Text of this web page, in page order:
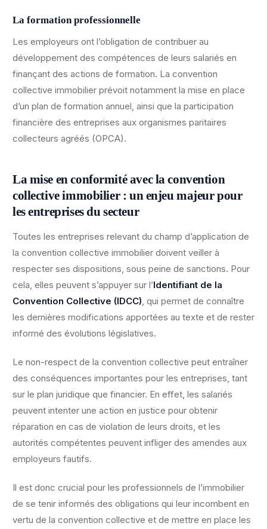
La formation professionnelle
Les employeurs ont l’obligation de contribuer au
développement des compétences de leurs salariés en
finançant des actions de formation. La convention
collective immobilier prévoit notamment la mise en place
d’un plan de formation annuel, ainsi que la participation
financière des entreprises aux organismes paritaires
collecteurs agréés (OPCA).
La mise en conformité avec la convention
collective immobilier : un enjeu majeur pour
les entreprises du secteur
Toutes les entreprises relevant du champ d’application de
la convention collective immobilier doivent veiller à
respecter ses dispositions, sous peine de sanctions. Pour
cela, elles peuvent s’appuyer sur l’Identifiant de la
Convention Collective (IDCC), qui permet de connaître
les dernières modifications apportées au texte et de rester
informé des évolutions législatives.
Le non-respect de la convention collective peut entraîner
des conséquences importantes pour les entreprises, tant
sur le plan juridique que financier. En effet, les salariés
peuvent intenter une action en justice pour obtenir
réparation en cas de violation de leurs droits, et les
autorités compétentes peuvent infliger des amendes aux
employeurs fautifs.
Il est donc crucial pour les professionnels de l’immobilier
de se tenir informés des obligations qui leur incombent en
vertu de la convention collective et de mettre en place les